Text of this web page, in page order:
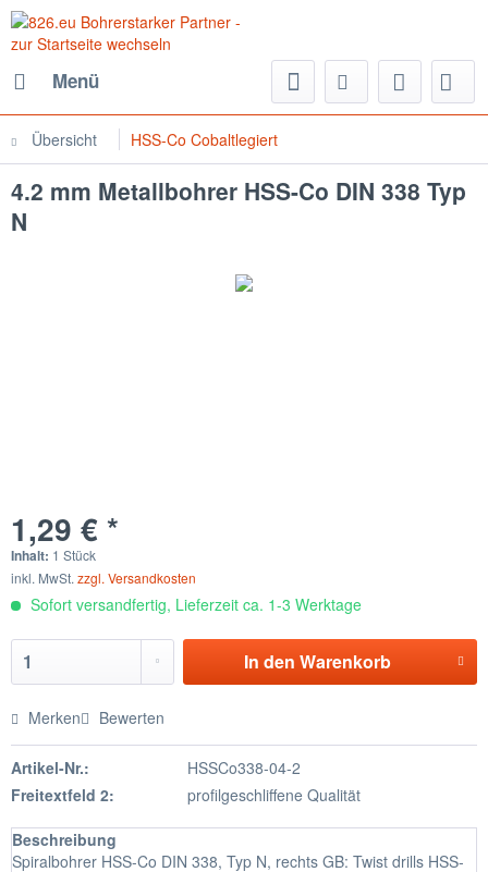
Menü
Übersicht HSS-Co Cobaltlegiert
4.2 mm Metallbohrer HSS-Co DIN 338 Typ
N
1,29 € *
Inhalt: 1 Stück
inkl. MwSt. zzgl. Versandkosten
Sofort versandfertig, Lieferzeit ca. 1-3 Werktage
In den Warenkorb
Merken Bewerten
Artikel-Nr.:
HSSCo338-04-2
Freitextfeld 2:
profilgeschliffene Qualität
Beschreibung
Spiralbohrer HSS-Co DIN 338, Typ N, rechts GB: Twist drills HSS-